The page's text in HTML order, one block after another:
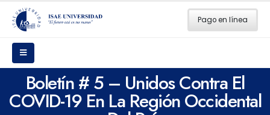
Pago en línea
Boletín # 5 – Unidos Contra El
COVID-19 En La Región Occidental